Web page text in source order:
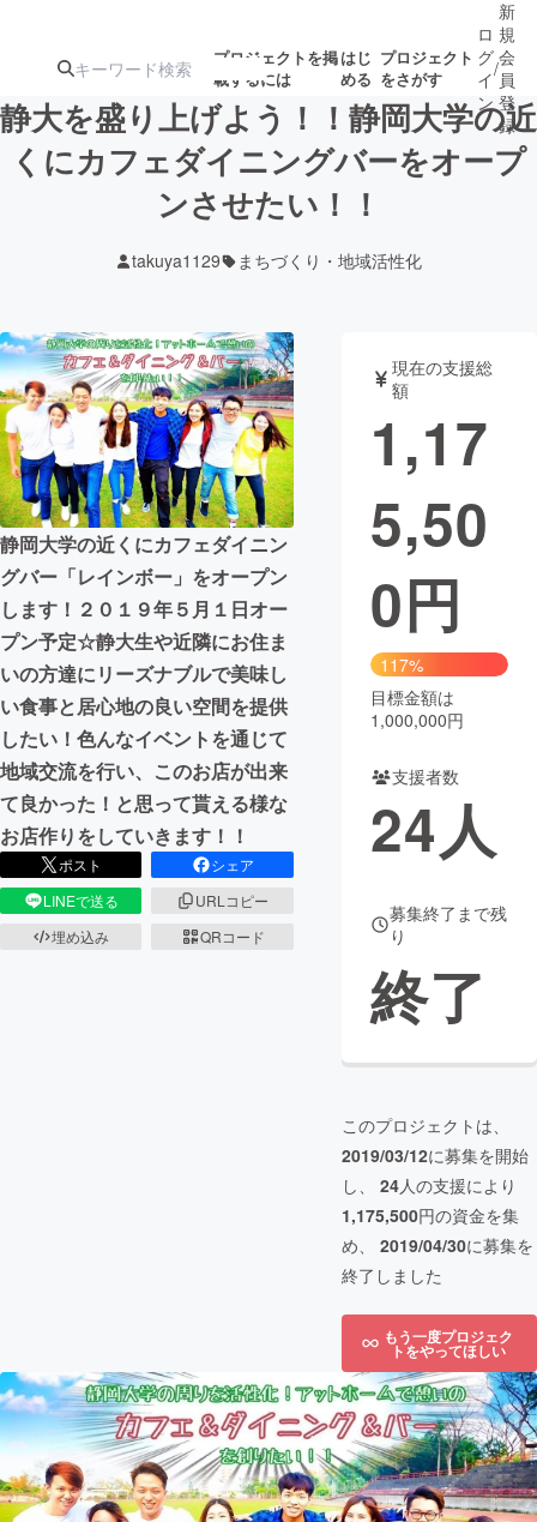
プロジェクトを掲
載するには
はじ
める
プロジェクト
をさがす
注目のリ 注目の新着プロ募集終了が近いプ
テクノロジー・ガジェット
映像・映画 書籍・雑誌
ビジネス・起業 チャレンジ
まちづくり・地域活性化
CAMPFIRE for Social Good
CAMPFIRE Creation
CAMPFIREふるさと納税machi-ya コミュニティ
ロ
グ
イ
ン
/
新
規
会
員
登
録
静大を盛り上げよう！！静岡大学の近
くにカフェダイニングバーをオープ
ンさせたい！！
takuya1129 まちづくり・地域活性化
静岡大学の近くにカフェダイニン
グバー「レインボー」をオープン
します！２０１９年５月１日オー
プン予定☆静大生や近隣にお住ま
いの方達にリーズナブルで美味し
い食事と居心地の良い空間を提供
したい！色んなイベントを通じて
地域交流を行い、このお店が出来
て良かった！と思って貰える様な
お店作りをしていきます！！
ポスト
シェア
LINEで送る
URLコピー
埋め込み
QRコード
現在の支援総
額
1,17
5,50
0円
117%
目標金額は
1,000,000円
支援者数
24人
募集終了まで残
り
終了
このプロジェクトは、
2019/03/12に募集を開始
し、 24人の支援により
1,175,500円の資金を集
め、 2019/04/30に募集を
終了しました
もう一度プロジェク
トをやってほしい